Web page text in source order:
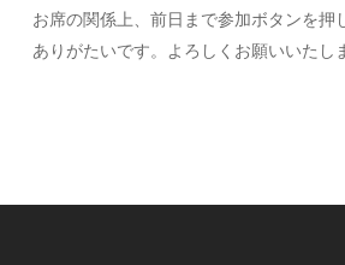
お席の関係上、前日まで参加ボタンを押
ありがたいです。よろしくお願いいたし